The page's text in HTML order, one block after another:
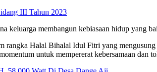
III Tahun 2023
keluarga membangun kebiasaan hidup yang
rangka Halal Bihalal Idul Fitri yang
untuk mempererat kebersamaan dan